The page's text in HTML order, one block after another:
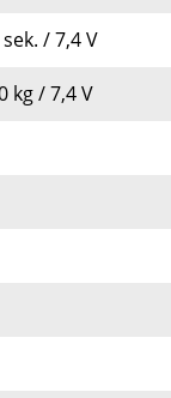
/ 7,4 V
kg / 7,4 V